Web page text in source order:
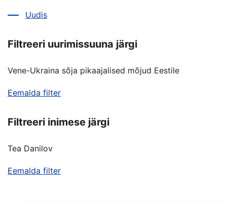
Uudis
Filtreeri uurimissuuna järgi
Vene-Ukraina sõja pikaajalised mõjud Eestile
Eemalda filter
Filtreeri inimese järgi
Tea Danilov
Eemalda filter